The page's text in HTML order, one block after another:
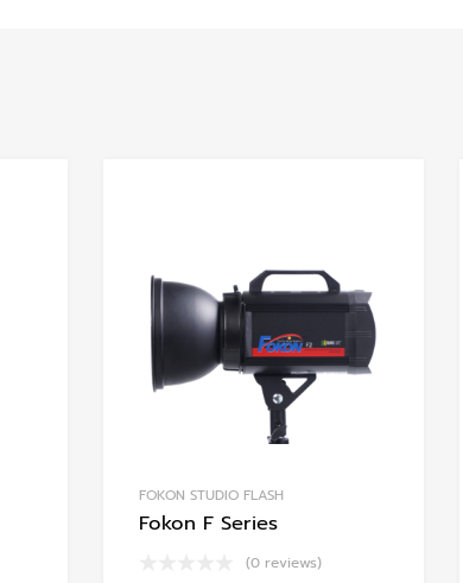
FOKON STUDIO FLASH
Fokon F Series
(0 reviews)